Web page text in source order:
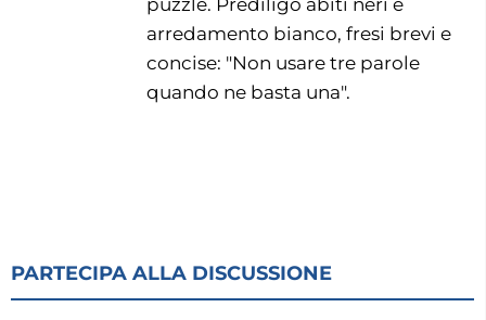
puzzle. Prediligo abiti neri e
arredamento bianco, fresi brevi e
concise: "Non usare tre parole
quando ne basta una".
PARTECIPA ALLA DISCUSSIONE